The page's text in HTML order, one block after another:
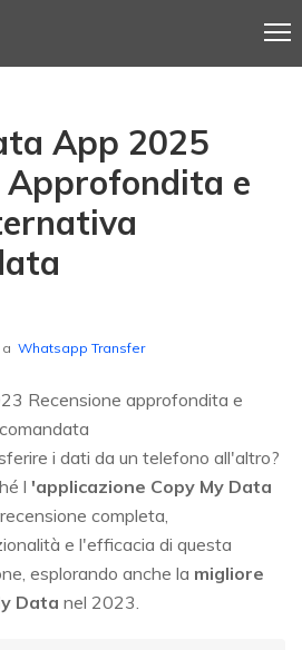
App 2025
Approfondita e
Whatsapp Transfer
Recensione approfondita e
i dati da un telefono all'altro?
l 'applicazione Copy My Data
completa,
e l'efficacia di questa
esplorando anche la migliore
Data nel 2023.